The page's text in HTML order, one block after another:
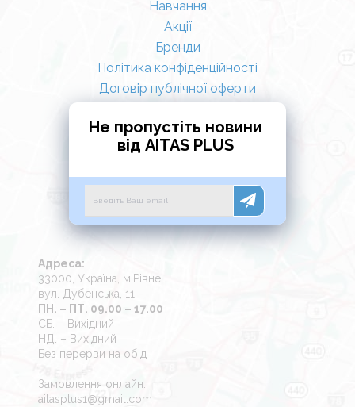
Навчання
Акції
Бренди
Політика конфіденційності
Договір публічної оферти
Не пропустіть новини
від AITAS PLUS
Адреса:
33000, Україна, м.Рівне
вул. Дубенська, 11
ПН. – ПТ. 09.00 – 17.00
СБ. – Вихідний
НД. – Вихідний
Без перерви на обід
Замовлення онлайн:
aitasplus1@gmail.com